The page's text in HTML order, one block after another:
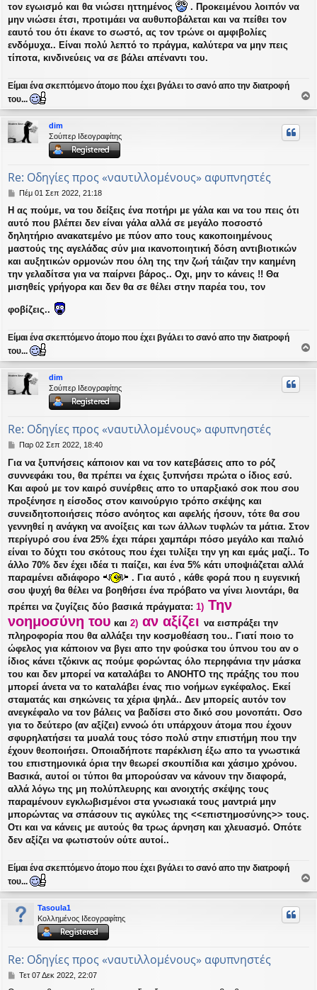
τον εγωισμό και θα νιώσει ηττημένος
. Προκειμένου λοιπόν να
μην νιώσει έτσι, προτιμάει να αυθυποβάλεται και να πείθει τον
εαυτό του ότι έκανε το σωστό, ας τον τρώνε οι αμφιβολίες
ενδόμυχα.. Είναι πολύ λεπτό το πράγμα, καλύτερα να μην πεις
τίποτα, κινδινεύεις να σε βάλει απέναντι του.
Είμαι ένα σκεπτόμενο άτομο που έχει βγάλει το σανό απο την διατροφή
του...
ο
ρ
dim
Σούπερ Ιδεογραφίτης
Re: Οδηγίες προς «ναυτιλλομένους» αφυπνηστές
Δ
μ
ο
σ
ί
υ
σ
η
Πέμ 01 Σεπ 2022, 21:18
Η ας πούμε, να του δείξεις ένα ποτήρι με γάλα και να του πεις ότι
αυτό που βλέπει δεν είναι γάλα αλλά σε μεγάλο ποσοστό
δηλητήριο ανακατεμένο με πύον απο τους κακοποιημένους
μαστούς της αγελάδας σύν μια ικανοποιητική δόση αντιβιοτικών
και αυξητικών ορμονών που όλη της την ζωή τάιζαν την καημένη
την γελαδίτσα για να παίρνει βάρος.. Οχι, μην το κάνεις !! Θα
μισηθείς γρήγορα και δεν θα σε θέλει στην παρέα του, τον
φοβίζεις..
Είμαι ένα σκεπτόμενο άτομο που έχει βγάλει το σανό απο την διατροφή
του...
ο
ρ
dim
Σούπερ Ιδεογραφίτης
Re: Οδηγίες προς «ναυτιλλομένους» αφυπνηστές
Δ
μ
ο
σ
ε
υ
σ
η
Παρ 02 Σεπ 2022, 18:40
Για να ξυπνήσεις κάποιον και να τον κατεβάσεις απο το ρόζ
συννεφάκι του, θα πρέπει να έχεις ξυπνήσει πρώτα ο ίδιος εσύ.
Και αφού με τον καιρό συνέρθεις απο το υπαρξιακό σοκ που σου
προξένησε η είσοδος στον καινούργιο τρόπο σκέψης και
συνειδητοποιήσεις πόσο ανόητος και αφελής ήσουν, τότε θα σου
γεννηθεί η ανάγκη να ανοίξεις και των άλλων τυφλών τα μάτια. Στον
περίγυρό σου ένα 25% έχει πάρει χαμπάρι πόσο μεγάλο και παλιό
είναι το δύχτι του σκότους που έχει τυλίξει την γη και εμάς μαζί.. Το
άλλο 70% δεν έχει ιδέα τι παίζει, και ένα 5% κάτι υποψιάζεται αλλά
παραμένει αδιάφορο
. Για αυτό , κάθε φορά που η ευγενική
σου ψυχή θα θέλει να βοηθήσει ένα πρόβατο να γίνει λιοντάρι, θα
πρέπει να ζυγίζεις δύο βασικά πράγματα: 1) Την
νοημοσύνη του και 2) αν αξίζει να εισπράξει την
πληροφορία που θα αλλάξει την κοσμοθέαση του.. Γιατί ποιο το
ώφελος για κάποιον να βγει απο την φούσκα του ύπνου του αν ο
ίδιος κάνει τζόκινκ ας πούμε φορώντας όλο περηφάνια την μάσκα
του και δεν μπορεί να καταλάβει το ΑΝΟΗΤΟ της πράξης του που
μπορεί άνετα να το καταλάβει ένας πιο νοήμων εγκέφαλος. Εκεί
σταματάς και σηκώνεις τα χέρια ψηλά.. Δεν μπορείς αυτόν τον
ανεγκέφαλο να τον βάλεις να βαδίσει στο δικό σου μονοπάτι. Οσο
για το δεύτερο (αν αξίζει) εννοώ ότι υπάρχουν άτομα που έχουν
σφυρηλατήσει τα μυαλά τους τόσο πολύ στην επιστήμη που την
έχουν θεοποιήσει. Οποιαδήποτε παρέκλιση έξω απο τα γνωστικά
του επιστημονικά όρια την θεωρεί σκουπίδια και χάσιμο χρόνου.
Βασικά, αυτοί οι τύποι θα μπορούσαν να κάνουν την διαφορά,
αλλά λόγω της μη πολύπλευρης και ανοιχτής σκέψης τους
παραμένουν εγκλωβισμένοι στα γνωσιακά τους μαντριά μην
μπορώντας να σπάσουν τις αγκύλες της <<επιστημοσύνης>> τους.
Οτι και να κάνεις με αυτούς θα τρως άρνηση και χλευασμό. Οπότε
δεν αξίζει να φωτιστούν ούτε αυτοί..
Είμαι ένα σκεπτόμενο άτομο που έχει βγάλει το σανό απο την διατροφή
του...
ο
ρ
Tasoula1
Κολλημένος Ιδεογραφίτης
Re: Οδηγίες προς «ναυτιλλομένους» αφυπνηστές
ΔΤετ 07 Δεκ 2022, 22:07